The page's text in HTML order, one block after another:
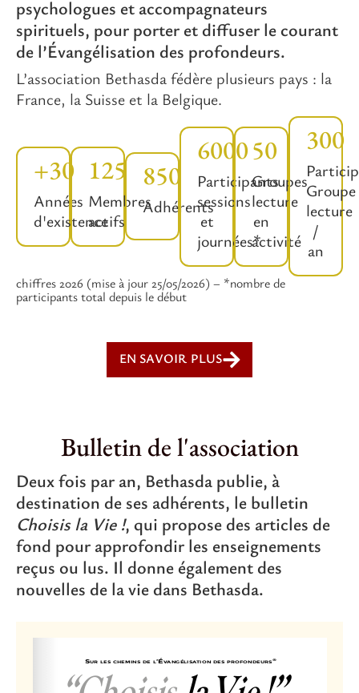
psychologues et accompagnateurs
spirituels, pour porter et diffuser le courant
de l’Évangélisation des profondeurs.
L’association Bethasda fédère plusieurs pays : la
France, la Suisse et la Belgique.
+30
Années
d'existence
125
Membres
actifs
850
Adhérents
6000
Participants
sessions
et
journées*
50
Groupes
lecture
en
activité
300
Groupe
lecture
/
an
chiffres 2026 (mise à jour 25/05/2026) – *nombre de
participants total depuis le début
EN SAVOIR PLUS
Bulletin de l'association
Deux fois par an, Bethasda publie, à
destination de ses adhérents, le bulletin
Choisis la Vie !, qui propose des articles de
fond pour approfondir les enseignements
reçus ou lus. Il donne également des
nouvelles de la vie dans Bethasda.